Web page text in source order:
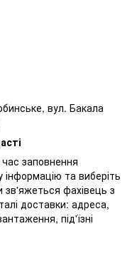
вул. Бакала
заповнення
та виберіть
зв'яжеться фахівець з
доставки: адреса,
під'їзні